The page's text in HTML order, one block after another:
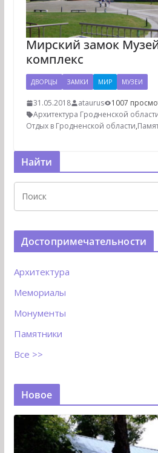
Мирский замок
комплекс
ДВОРЦЫ ЗАМКИ МИР МУЗЕИ
31.05.2018 ataurus
1007
Архитектура Гродненской
Отдых в Гродненской области,
Найти
Достопримечательности
Архитектура
Мемориалы
Монументы
Памятники
Все >>
Новое